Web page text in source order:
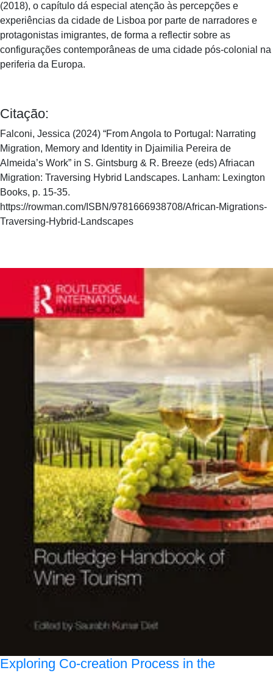
(2018), o capítulo dá especial atenção às percepções e
experiências da cidade de Lisboa por parte de narradores e
protagonistas imigrantes, de forma a reflectir sobre as
configurações contemporâneas de uma cidade pós-colonial na
periferia da Europa.
Citação:
Falconi, Jessica (2024) “From Angola to Portugal: Narrating
Migration, Memory and Identity in Djaimilia Pereira de
Almeida’s Work” in S. Gintsburg & R. Breeze (eds) Afriacan
Migration: Traversing Hybrid Landscapes. Lanham: Lexington
Books, p. 15-35.
https://rowman.com/ISBN/9781666938708/African-Migrations-
Traversing-Hybrid-Landscapes
Exploring Co-creation Process in the